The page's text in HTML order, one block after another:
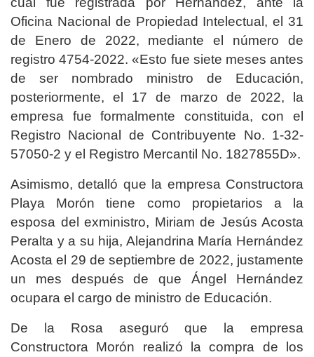
Oficina Nacional de Propiedad Intelectual, el 31
de Enero de 2022, mediante el número de
registro 4754-2022. «Esto fue siete meses antes
de ser nombrado ministro de Educación,
posteriormente, el 17 de marzo de 2022, la
empresa fue formalmente constituida, con el
Registro Nacional de Contribuyente No. 1-32-
57050-2 y el Registro Mercantil No. 1827855D».
Asimismo, detalló que la empresa Constructora
Playa Morón tiene como propietarios a la
esposa del exministro, Miriam de Jesús Acosta
Peralta y a su hija, Alejandrina María Hernández
Acosta el 29 de septiembre de 2022, justamente
un mes después de que Ángel Hernández
ocupara el cargo de ministro de Educación.
De la Rosa aseguró que la empresa
Constructora Morón realizó la compra de los